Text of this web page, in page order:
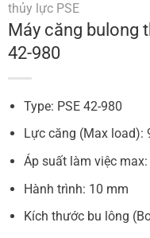
thủy lực PSE
Máy căng bulong
42-980
Type: PSE 42-980
Lực căng (Max load):
Áp suất làm việc
Hành trình: 10 mm
Kích thước bu lông